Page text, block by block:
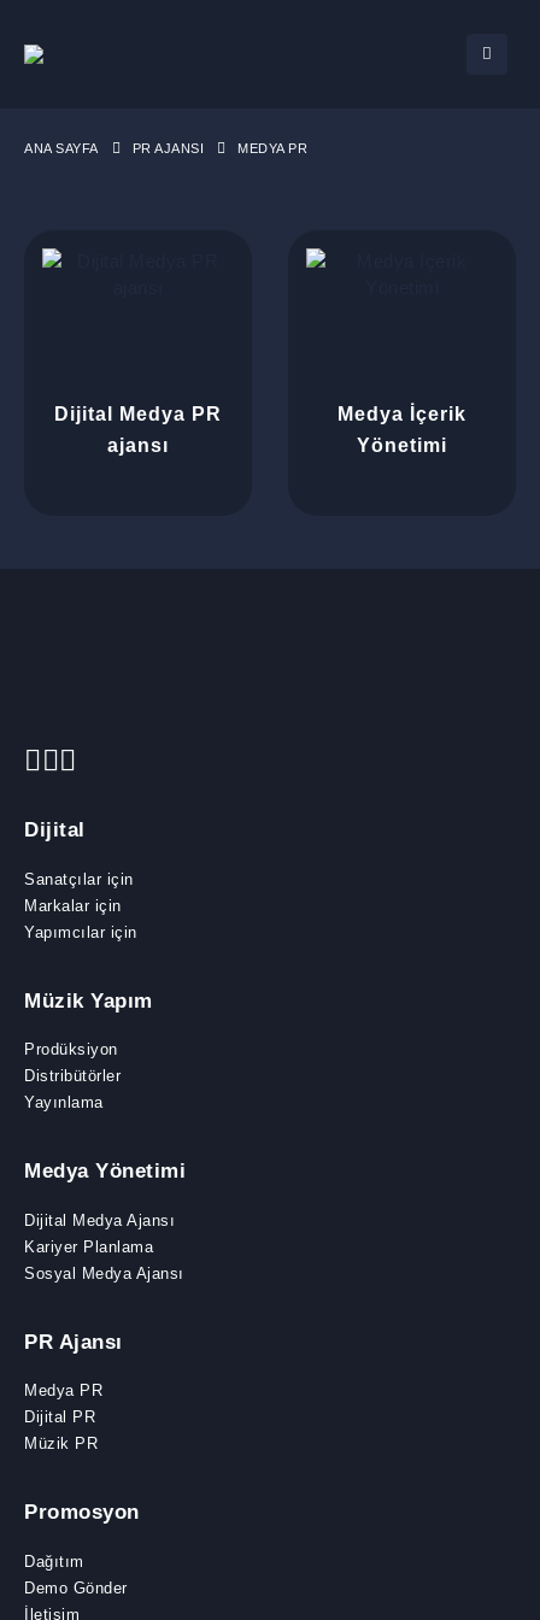
ANA SAYFA PR AJANSI MEDYA PR
Dijital Medya PR
ajansı
Medya İçerik
Yönetimi
Dijital
Sanatçılar için
Markalar için
Yapımcılar için
Müzik Yapım
Prodüksiyon
Distribütörler
Yayınlama
Medya Yönetimi
Dijital Medya Ajansı
Kariyer Planlama
Sosyal Medya Ajansı
PR Ajansı
Medya PR
Dijital PR
Müzik PR
Promosyon
Dağıtım
Demo Gönder
İletişim